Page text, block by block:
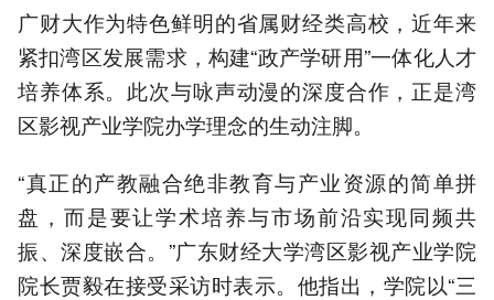
广财大作为特色鲜明的省属财经类高校，近年来
紧扣湾区发展需求，构建“政产学研用”一体化人才
培养体系。此次与咏声动漫的深度合作，正是湾
区影视产业学院办学理念的生动注脚。
“真正的产教融合绝非教育与产业资源的简单拼
盘，而是要让学术培养与市场前沿实现同频共
振、深度嵌合。”广东财经大学湾区影视产业学院
院长贾毅在接受采访时表示。他指出，学院以“三